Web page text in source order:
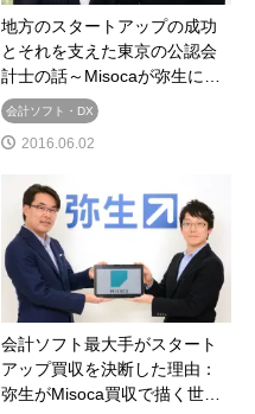
地方のスタートアップの成功
とそれを支えた東京の公認会
計士の話～Misocaが弥生に…
会計ソフト・DX
2016.06.02
会計ソフト最大手がスタート
アップ買収を決断した理由：
弥生がMisoca買収で描く世…